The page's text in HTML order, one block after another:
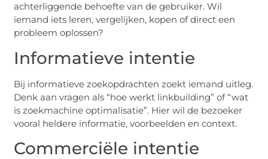
achterliggende behoefte van de gebruiker. Wil
iemand iets leren, vergelijken, kopen of direct een
probleem oplossen?
Informatieve intentie
Bij informatieve zoekopdrachten zoekt iemand uitleg.
Denk aan vragen als “hoe werkt linkbuilding” of “wat
is zoekmachine optimalisatie”. Hier wil de bezoeker
vooral heldere informatie, voorbeelden en context.
Commerciële intentie